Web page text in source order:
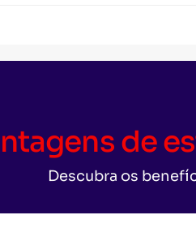
de
Descubra os